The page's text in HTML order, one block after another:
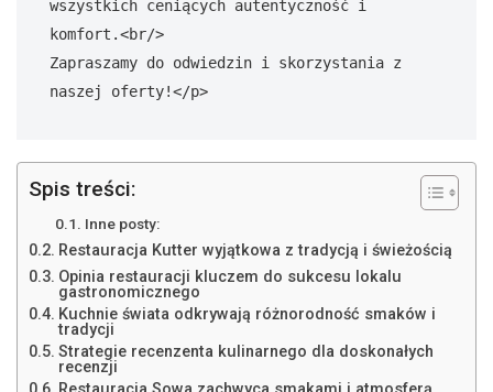
Spis treści:
Inne posty:
Restauracja Kutter wyjątkowa z tradycją i świeżością
Opinia restauracji kluczem do sukcesu lokalu
gastronomicznego
Kuchnie świata odkrywają różnorodność smaków i
tradycji
Strategie recenzenta kulinarnego dla doskonałych
recenzji